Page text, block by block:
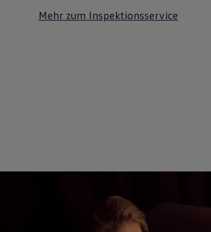
Mehr zum Inspektionsservice